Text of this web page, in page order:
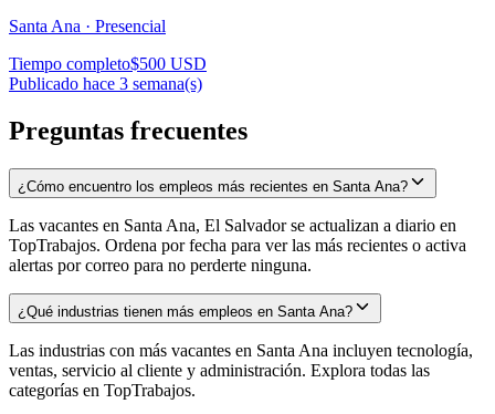
Santa Ana · Presencial
Tiempo completo$500 USD
Publicado hace 3 semana(s)
Preguntas frecuentes
¿Cómo encuentro los empleos más recientes en Santa Ana?
Las vacantes en Santa Ana, El Salvador se actualizan a diario en
TopTrabajos. Ordena por fecha para ver las más recientes o activa
alertas por correo para no perderte ninguna.
¿Qué industrias tienen más empleos en Santa Ana?
Las industrias con más vacantes en Santa Ana incluyen tecnología,
ventas, servicio al cliente y administración. Explora todas las
categorías en TopTrabajos.